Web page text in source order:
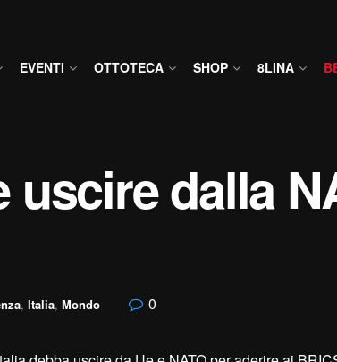
EVENTI OTTOTECA SHOP 8LINA
uscire dalla
, Italia, Mondo 0